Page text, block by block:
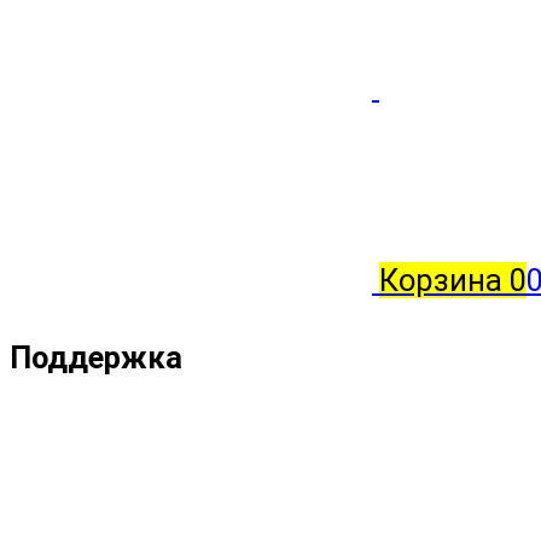
Корзина 0
Поддержка